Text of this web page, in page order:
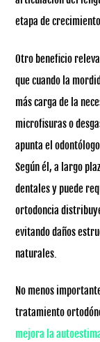
etapa de
Otro beneficio
que cuando la
más carga de la
microfisuras o
apunta el
Según él, a largo
dentales y puede
ortodoncia
evitando daños
naturales.
No menos
tratamiento
mejora la